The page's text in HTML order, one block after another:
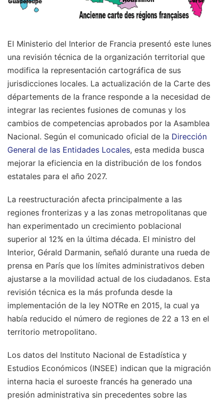
El Ministerio del Interior de Francia presentó este lunes
una revisión técnica de la organización territorial que
modifica la representación cartográfica de sus
jurisdicciones locales. La actualización de la Carte des
départements de la france responde a la necesidad de
integrar las recientes fusiones de comunas y los
cambios de competencias aprobados por la Asamblea
Nacional. Según el comunicado oficial de la Dirección
General de las Entidades Locales, esta medida busca
mejorar la eficiencia en la distribución de los fondos
estatales para el año 2027.
La reestructuración afecta principalmente a las
regiones fronterizas y a las zonas metropolitanas que
han experimentado un crecimiento poblacional
superior al 12% en la última década. El ministro del
Interior, Gérald Darmanin, señaló durante una rueda de
prensa en París que los límites administrativos deben
ajustarse a la movilidad actual de los ciudadanos. Esta
revisión técnica es la más profunda desde la
implementación de la ley NOTRe en 2015, la cual ya
había reducido el número de regiones de 22 a 13 en el
territorio metropolitano.
Los datos del Instituto Nacional de Estadística y
Estudios Económicos (INSEE) indican que la migración
interna hacia el suroeste francés ha generado una
presión administrativa sin precedentes sobre las